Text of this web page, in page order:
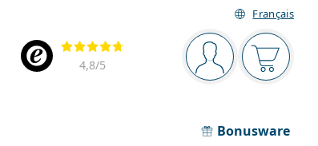
Français
Navigationsleiste
Sie sind Der
Bewertung
4,8/5
Bonusware